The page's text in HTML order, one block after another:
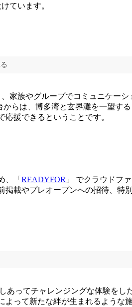
ています。
家族やグループでコミュニケーシ
らは、博多湾と玄界灘を一望す
援できるということです。
、「 READYFOR 」 でクラウドフ
載やプレオープンへの招待、特
ってチャレンジングな体験をし
って新たな絆が生まれるような